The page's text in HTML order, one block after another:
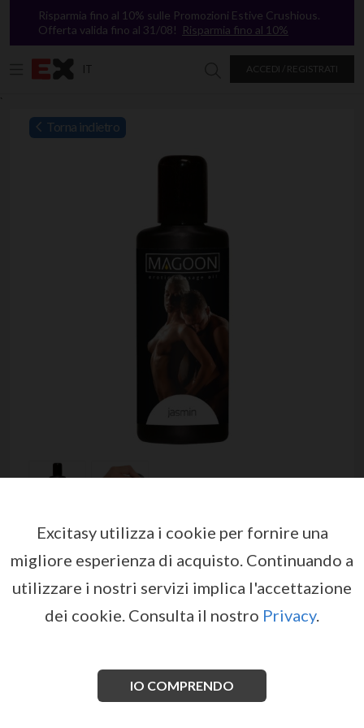
`
Risparmia fino al 10% sulle Promozioni Estive Crushious.
Offerta valida fino al 31/08! Risparmia fino al 10%
IT ACCEDI / REGISTRATI
Torna indietro
MAGOON MASSAGE OIL
JASMIN 50ML
EX07913 EAN: 4024144621682
gelsomino, che rilassa e nutre la pelle, lasciando un
Excitasy utilizza i cookie per fornire una
migliore esperienza di acquisto. Continuando a
utilizzare i nostri servizi implica l'accettazione
dei cookie. Consulta il nostro Privacy.
IO COMPRENDO